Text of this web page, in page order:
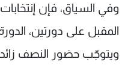
وفي السياق، فإن
ويتوجّب حضور النصف زائد